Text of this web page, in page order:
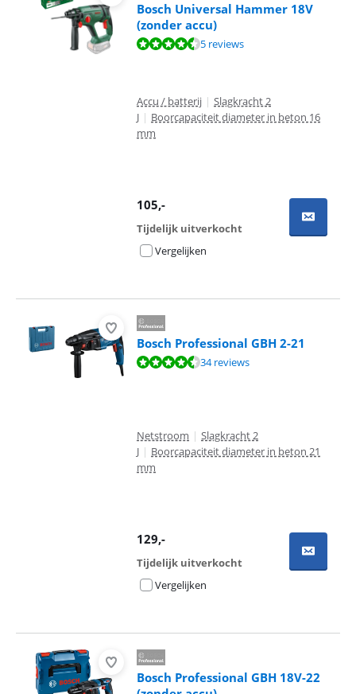
Bosch Universal Hammer 18V
(zonder accu)
Beoordeling is 9,0 van de 10, gebaseerd op 5 reviews.
5 reviews
Accu / batterij | Slagkracht 2
J | Boorcapaciteit diameter in beton 16
mm
105,-
Tijdelijk uitverkocht
Vergelijken
Bosch Professional GBH 2-21
Beoordeling is 9,3 van de 10, gebaseerd op 34 reviews.
34 reviews
Netstroom | Slagkracht 2
J | Boorcapaciteit diameter in beton 21
mm
129,-
Tijdelijk uitverkocht
Vergelijken
Bosch Professional GBH 18V-22